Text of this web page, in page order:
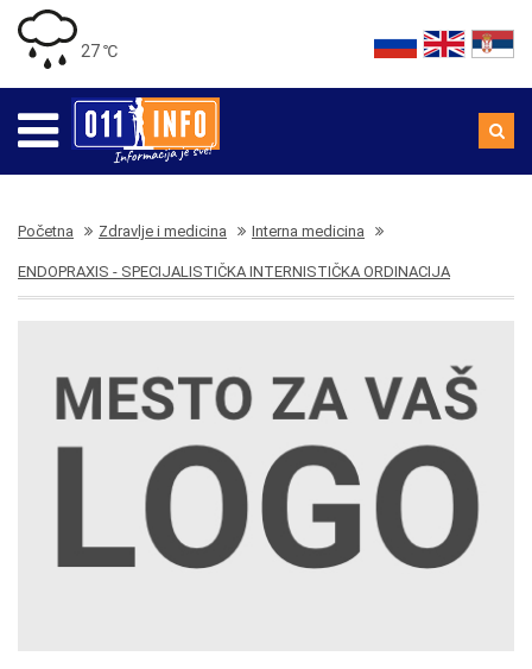
27 ℃
Početna Zdravlje i medicina Interna medicina
ENDOPRAXIS - SPECIJALISTIČKA INTERNISTIČKA ORDINACIJA